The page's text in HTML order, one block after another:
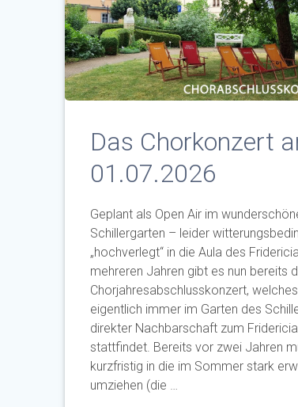
Das Chorkonzert
01.07.2026
Geplant als Open Air im
Schillergarten – leider
„hochverlegt“ in die Aula des
mehreren Jahren gibt es nun bereits
Chorjahresabschlusskonzert,
eigentlich immer im Garten des
direkter Nachbarschaft zum
stattfindet. Bereits vor zwei Jahren
kurzfristig in die im Sommer stark
umziehen (die …